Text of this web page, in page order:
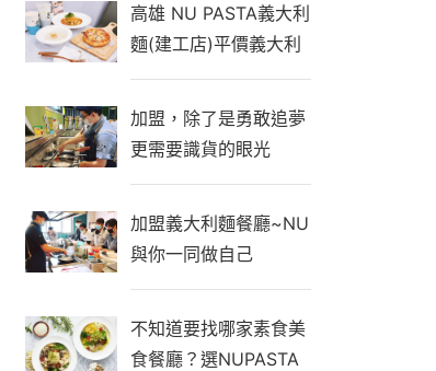
高雄 NU PASTA義大利
麵(建工店)平價義大利
麵、義式焗飯、專業手
工茶飲
加盟，除了是勇敢追夢
更需要識貨的眼光
加盟義大利麵餐廳~NU
與你一同做自己
不知道要找哪家素食美
食餐廳？選NUPASTA